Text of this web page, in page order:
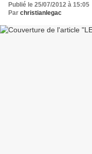
Publié le 25/07/2012 à 15:05
Par christianlegac